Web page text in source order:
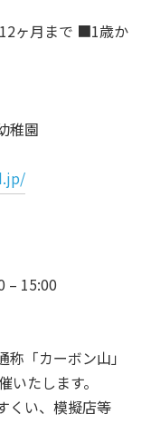
ヶ月まで ■1歳か
稚園
– 15:00
「カーボン山」
たします。
くい、模擬店等